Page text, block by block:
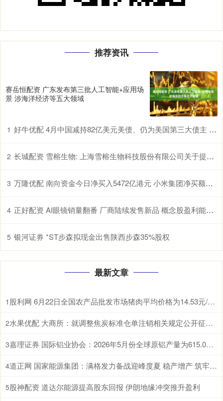
推荐资讯
赛岳恒配资 广东发布第三批人工智能+应用场
景 涉海洋经济等五大领域
1 好牛优配 4月中国减持82亿美元美债、仍为美国第三大债主 日本、英国增持
2 长城配资 雪榕生物: 上海雪榕生物科技股份有限公司关于提前赎回雪榕转债的公告
3 万隆优配 南向资金今日净买入5472亿港元 小米集团净买额居首
4 正好配资 AI眼镜销量翻番 厂商陆续发售新品 概念股盈利能力上升（附股）
5 银河证券 *ST步森拟现金出售陕西步森35%股权
最新文章
1 股利网 6月22日全国农产品批发市场猪肉平均价格为14.53元/公斤 比节前下降0.8%
2 水果优配 大商所：就调整焦炭标准仓单注销相关规定公开征求意见
3 嘉理证券 国际铝业协会：2026年5月份全球原铝产量为615.0万吨
4 道正网 国家能源集团：满格发力备战迎峰度夏 稳产增产 筑牢煤炭保供压舱石
5股神配资 道达尔能源提高股东回报 伊朗地缘冲突推升盈利